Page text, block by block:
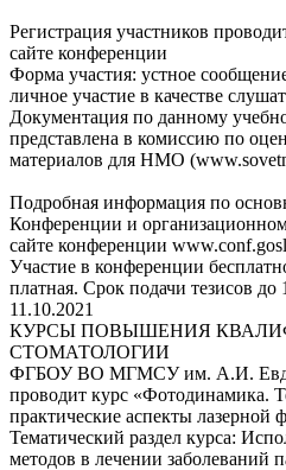
Регистрация участников
сайте конференции
Форма участия: устное
личное участие в качестве
Документация по данному
представлена в комиссию по
материалов для НМО
Подробная информация по
Конференции и
сайте конференции
Участие в конференции
платная. Срок подачи тезисов до
11.10.2021
КУРСЫ ПОВЫШЕНИЯ
СТОМАТОЛОГИИ
ФГБОУ ВО МГМСУ им. А.И.
проводит курс «Фотодинамика.
практические аспекты лазерной
Тематический раздел курса:
методов в лечении заболеваний